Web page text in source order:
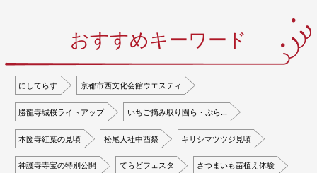
おすすめキーワード
にしてらす 京都市西文化会館ウエスティ
勝龍寺城桜ライトアップ いちご摘み取り園ら・ぷら…
本圀寺紅葉の見頃 松尾大社中酉祭 キリシマツツジ見頃
神護寺寺宝の特別公開 てらどフェスタ さつまいも苗植え体験